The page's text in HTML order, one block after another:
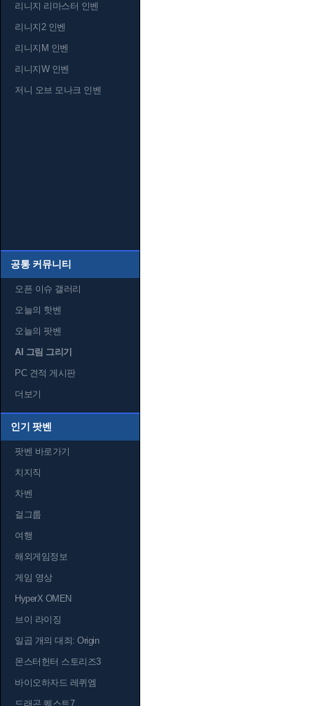
리니지 리마스터 인벤
리니지2 인벤
리니지M 인벤
리니지W 인벤
저니 오브 모나크 인벤
공통 커뮤니티
오픈 이슈 갤러리
오늘의 핫벤
오늘의 팟벤
AI 그림 그리기
PC 견적 게시판
더보기
인기 팟벤
팟벤 바로가기
치지직
차벤
걸그룹
여행
해외게임정보
게임 영상
HyperX OMEN
브이 라이징
일곱 개의 대죄: Origin
몬스터헌터 스토리즈3
바이오하자드 레퀴엠
드래곤 퀘스트7